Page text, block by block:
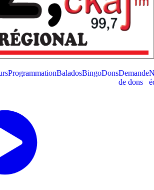
ProgrammationBaladosBingoDonsDemande
de dons